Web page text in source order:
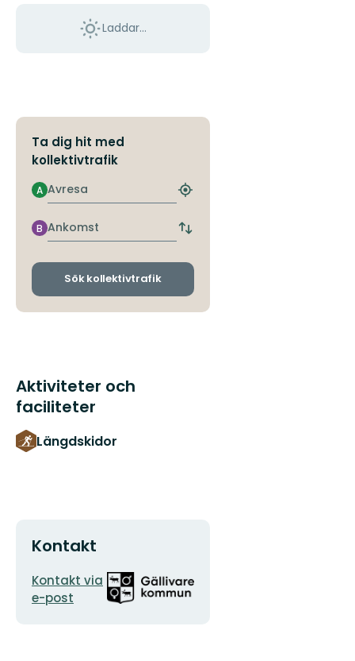
Laddar...
Ta dig hit med
kollektivtrafik
Avresa
A
Hitta
hållplats
Ankomst
B
Byt
och
Sök kollektivtrafik
Aktiviteter och
faciliteter
Längdskidor
Kontakt
E-
postadress
Kontakt via
e-post
Organisationens
logotyp